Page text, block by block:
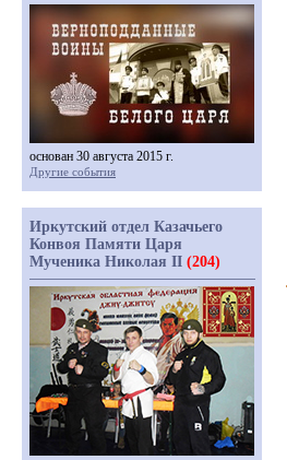
основан 30 августа 2015 г.
Другие события
Иркутский отдел Казачьего
Конвоя Памяти Царя
Мученика Николая II (204)